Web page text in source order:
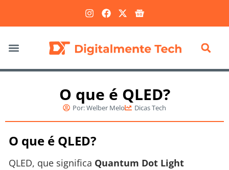
O que é QLED?
Por:Welber Melo Dicas Tech
O que é QLED?
QLED, que significa Quantum Dot Light